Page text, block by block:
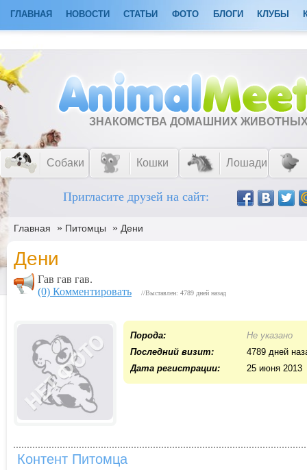
ГЛАВНАЯ НОВОСТИ СТАТЬИ ФОТО БЛОГИ КЛУБЫ
ЗНАКОМСТВА ДОМАШНИХ
Собаки Кошки Лошади
Пригласите друзей на сайт:
Главная » Питомцы » Дени
Дени
Гав гав гав.
(0) Комментировать
//Выставлен: 4789 дней назад
Порода:
Не указано
Последний визит:
4789 дней
Дата регистрации:
25 июня 2013
Контент Питомца